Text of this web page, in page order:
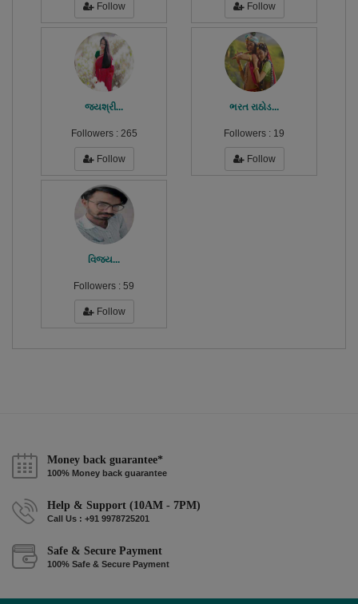
Follow Follow
જયશ્રી...
Followers : 265
Follow
ભરત રાઠોડ...
Followers : 19
Follow
વિજય...
Followers : 59
Follow
Money back guarantee*
100% Money back guarantee
Help & Support (10AM - 7PM)
Call Us : +91 9978725201
Safe & Secure Payment
100% Safe & Secure Payment